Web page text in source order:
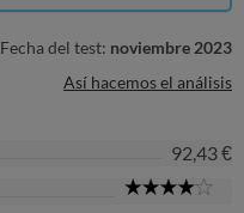
Fecha del test: noviembre 2023
Así hacemos el análisis
92,43 €